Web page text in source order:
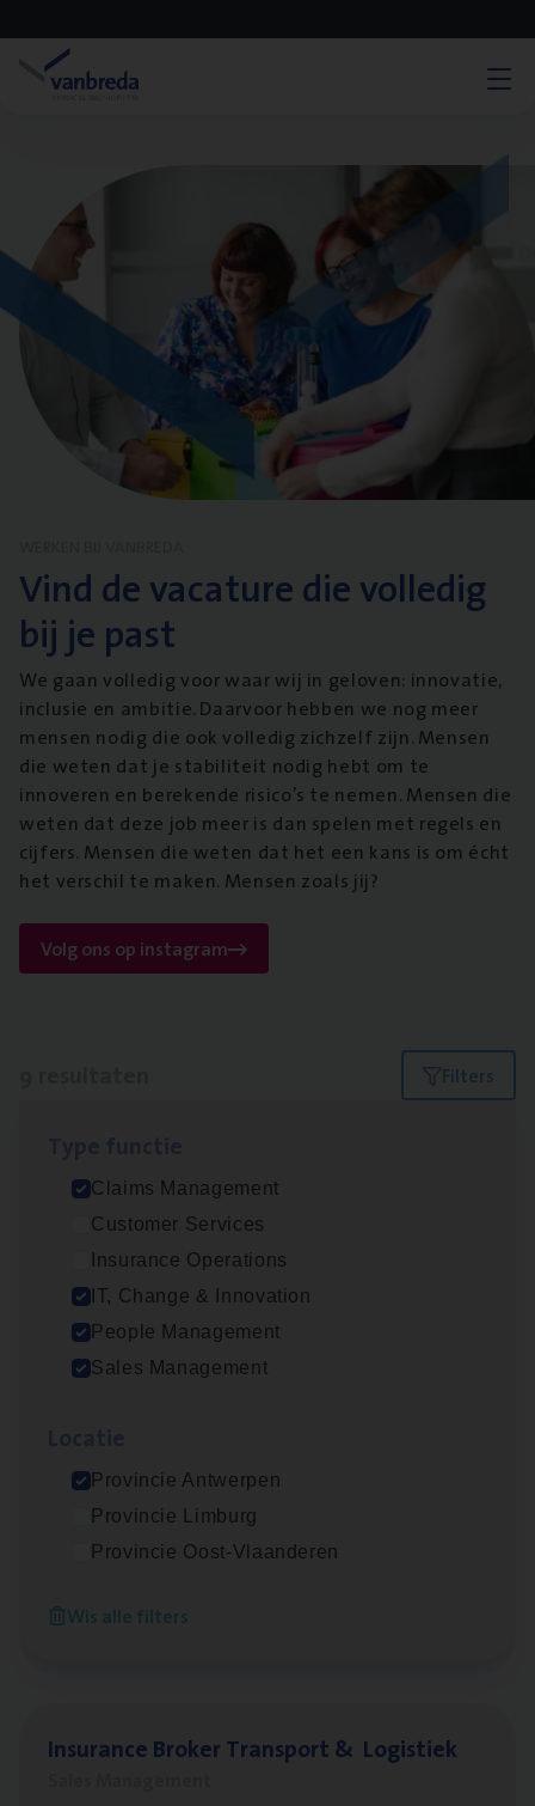
Vind de vacature die volledig
bij je past
We gaan volledig voor waar wij in geloven: innovatie,
inclusie en ambitie. Daarvoor hebben we nog meer
mensen nodig die ook volledig zichzelf zijn. Mensen
die weten dat je stabiliteit nodig hebt om te
innoveren en berekende risico’s te nemen. Mensen die
weten dat deze job meer is dan spelen met regels en
cijfers. Mensen die weten dat het een kans is om écht
het verschil te maken. Mensen zoals jij?
Volg ons op instagram
Filters
Claims Management
Customer Services
Insurance Operations
IT, Change & Innovation
People Management
Sales Management
Provincie Antwerpen
Provincie Limburg
Provincie Oost-Vlaanderen
Wis alle filters
Test Ana­lyst
IT, Change & Innovation
Antwerpen
Scha­de Expert Fleet
Busi­ness Analyst
Antwerpen
Insu­ran­ce Bro­ker Trans­port& Logistiek